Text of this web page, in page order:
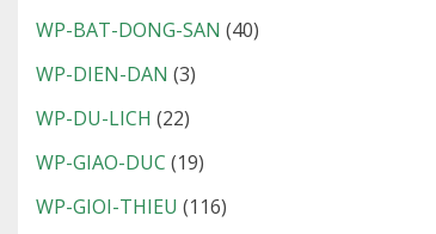
WP-BAT-DONG-SAN (40)
WP-DIEN-DAN (3)
WP-DU-LICH (22)
WP-GIAO-DUC (19)
WP-GIOI-THIEU (116)